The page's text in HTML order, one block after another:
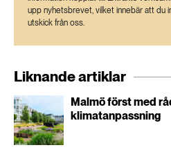
upp nyhetsbrevet, vilket innebär att du
utskick från oss.
Liknande artiklar
Malmö först med
klimatanpassning